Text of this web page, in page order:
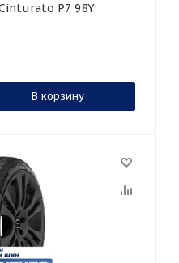
Cinturato P7 98Y
В корзину